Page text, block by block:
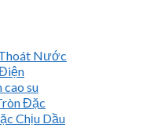
Nước
cao su
Đặc
Chịu Dầu